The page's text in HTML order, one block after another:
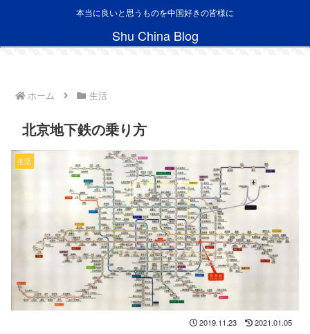
本当に良いと思うものを中国好きの皆様に
Shu China Blog
ホーム 生活
北京地下鉄の乗り方
生活
2019.11.23 2021.01.05